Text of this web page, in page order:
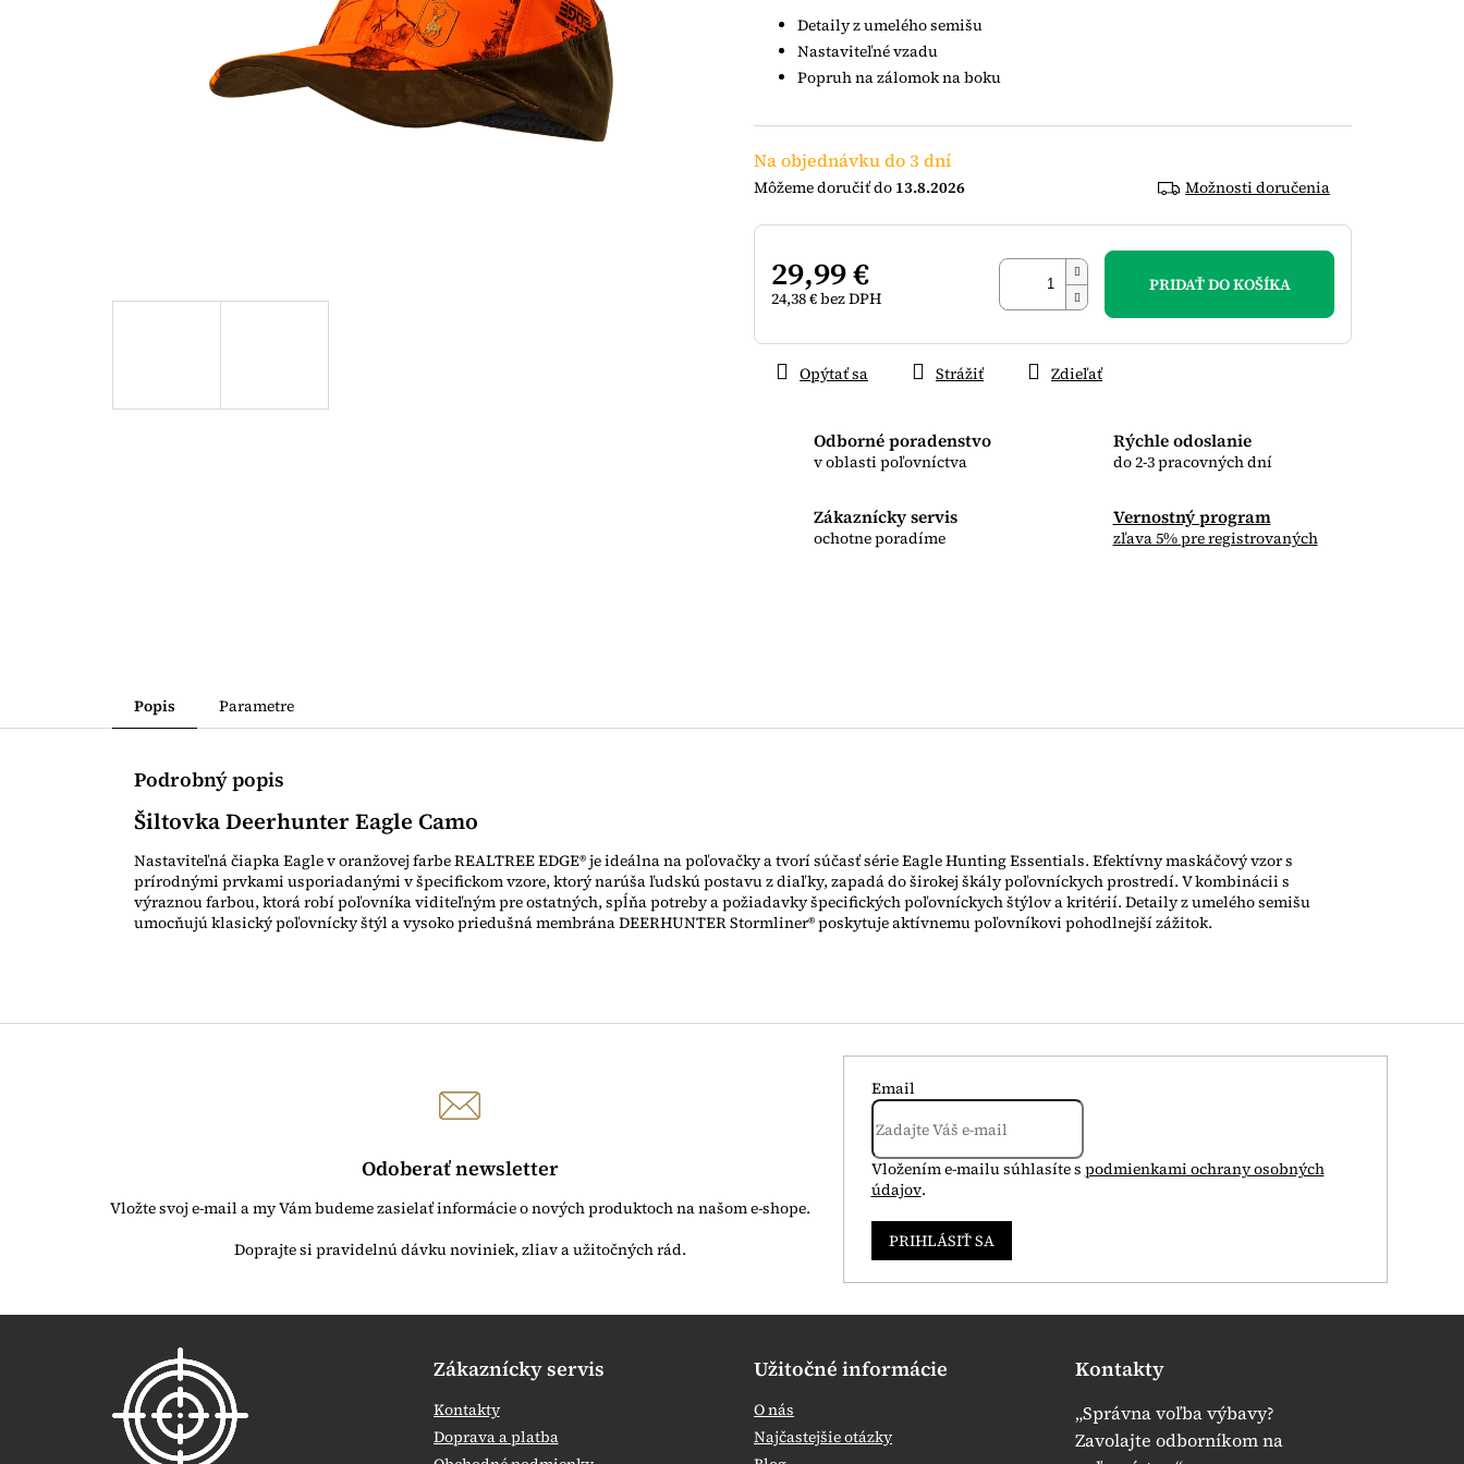
Na objednávku do 3 dní
13.8.2026 Možnosti doručenia
29,99 €
24,38 € bez DPH
cena:
PRIDAŤ DO KOŠÍKA
Odborné poradenstvo
v oblasti poľovníctva
Rýchle odoslanie
do 2-3 pracovných dní
Zákaznícky servis
ochotne poradíme
Vernostný program
zľava 5% pre registrovaných
Detaily z umelého semišu
Nastaviteľné vzadu
Popruh na zálomok na boku
Opýtať sa Strážiť Zdieľať
hviezdičiek.
Popis Parametre
Podrobný popis
Šiltovka Deerhunter Eagle Camo
Nastaviteľná čiapka Eagle v oranžovej farbe REALTREE EDGE® je ideálna na poľovačky a tvorí súčasť série Eagle Hunting Essentials. Efektívny maskáčový vzor s
prírodnými prvkami usporiadanými v špecifickom vzore, ktorý narúša ľudskú postavu z diaľky, zapadá do širokej škály poľovníckych prostredí. V kombinácii s
výraznou farbou, ktorá robí poľovníka viditeľným pre ostatných, spĺňa potreby a požiadavky špecifických poľovníckych štýlov a kritérií. Detaily z umelého semišu
umocňujú klasický poľovnícky štýl a vysoko priedušná membrána DEERHUNTER Stormliner® poskytuje aktívnemu poľovníkovi pohodlnejší zážitok.
Odoberať newsletter
Vložte svoj e-mail a my Vám budeme zasielať informácie o nových produktoch na našom e-shope.
Email
Vložením e-mailu súhlasíte s podmienkami ochrany osobných
údajov.
PRIHLÁSIŤ SA
Zákaznícky servis
Kontakty
Doprava a platba
Užitočné informácie
O nás
Najčastejšie otázky
Kontakty
„Správna voľba výbavy?
Zavolajte odborníkom na